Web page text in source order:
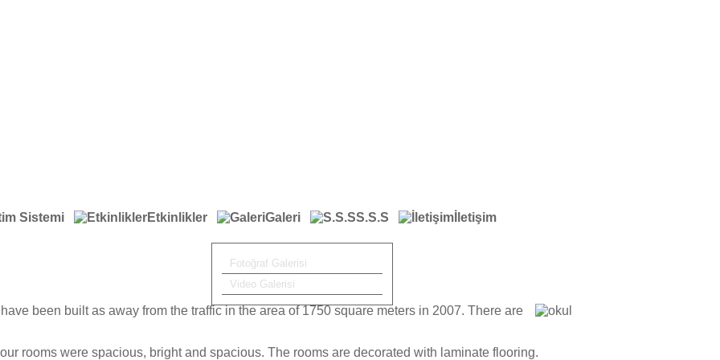
Sistemi Etkinlikler Galeri
Fotoğraf Galerisi
Video Galerisi
S.S.S İletişim
been built as away from the traffic in the area of 1750 square meters in 2007. There are
rooms were spacious, bright and spacious. The rooms are decorated with laminate flooring.